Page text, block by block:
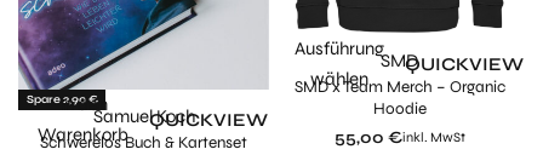
Spare 2,90 €
In den
Warenkorb
QUICKVIEW
Samuel Koch
Schwerelos Buch & Kartenset
Ausführung
wählen
QUICKVIEW
SMD
SMD x Team Merch – Organic
Hoodie
55,00 €inkl. MwSt